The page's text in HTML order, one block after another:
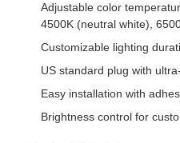
Adjustable color
4500K (neutral white),
Customizable lighting
US standard plug with
Easy installation with
Brightness control for